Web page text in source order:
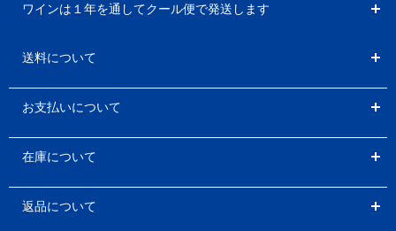
ワインは１年を通してクール便で発送します
送料について
お支払いについて
在庫について
返品について